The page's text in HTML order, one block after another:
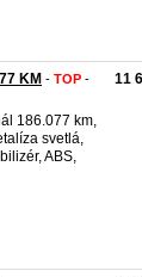
KM - TOP -
186.077 km,
svetlá,
ABS,
11